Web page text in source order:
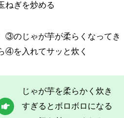
ねぎを炒める
③のじゃが芋が柔らくなってき
④を入れてサッと炊く
じゃが芋を柔らかく炊き
すぎるとボロボロになる